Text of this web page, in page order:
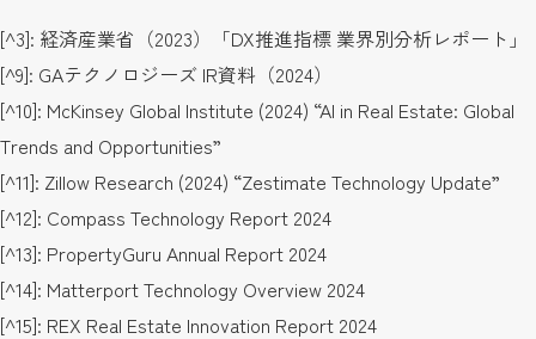
[^3]: 経済産業省（2023）「DX推進指標 業界別分析レポート」
[^9]: GAテクノロジーズ IR資料（2024）
[^10]: McKinsey Global Institute (2024) “AI in Real Estate: Global
Trends and Opportunities”
[^11]: Zillow Research (2024) “Zestimate Technology Update”
[^12]: Compass Technology Report 2024
[^13]: PropertyGuru Annual Report 2024
[^14]: Matterport Technology Overview 2024
[^15]: REX Real Estate Innovation Report 2024